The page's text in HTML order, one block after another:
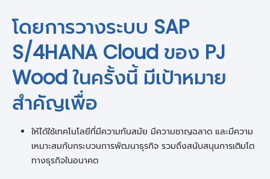
โดยการวางระบบ SAP
S/4HANA Cloud ของ PJ
Wood ในครั้งนี้ มีเป้าหมาย
สำคัญเพื่อ
ให้ได้ใช้เทคโนโลยีที่มีความทันสมัย มีความชาญฉลาด และมีความ
เหมาะสมกับกระบวนการพัฒนาธุรกิจ รวมถึงสนับสนุนการเติมโต
ทางธุรกิจในอนาคต